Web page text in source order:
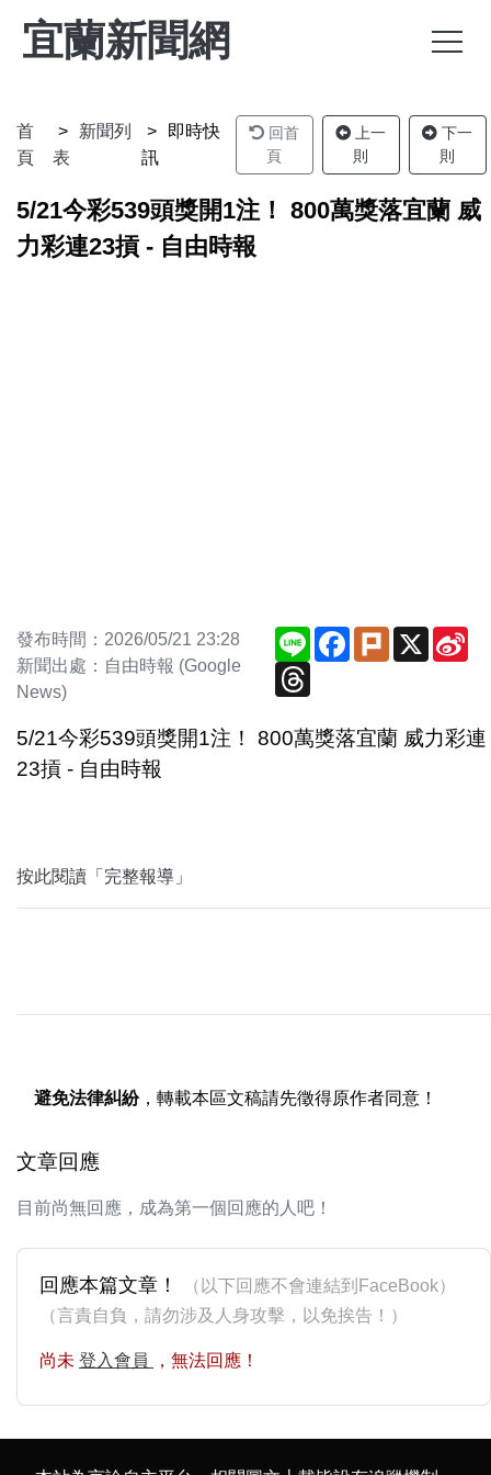
宜蘭新聞網
首
頁
新聞列
表
即時快
訊
回首
頁
上一
則
下一
則
5/21今彩539頭獎開1注！ 800萬獎落宜蘭 威
力彩連23摃 - 自由時報
發布時間：2026/05/21 23:28
新聞出處：自由時報 (Google
News)
Line Facebook
Plurk X
5/21今彩539頭獎開1注！ 800萬獎落宜蘭 威力彩連
23摃 - 自由時報
按此閱讀「完整報導」
避免法律糾紛，轉載本區文稿請先徵得原作者同意！
文章回應
目前尚無回應，成為第一個回應的人吧！
回應本篇文章！
（以下回應不會連結到FaceBook）
（言責自負，請勿涉及人身攻擊，以免挨告！）
尚未 登入會員 ，無法回應！